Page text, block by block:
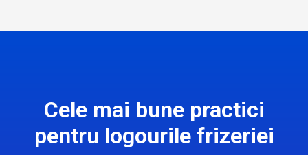
Cele mai bune practici
pentru logourile frizeriei